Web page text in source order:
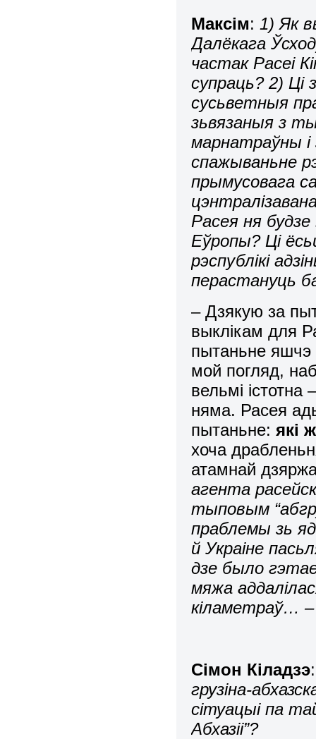
Максім: 1) Як
Далёкага
частак Расеі
супраць? 2)
сусьветныя
зьвязаныя з
марнатраўны і
спажываньне
прымусовага
Расея ня
Еўропы? Ці
рэспублікі
перастануць
– Дзякую за
выклікам для
пытаньне яшчэ
мой погляд,
вельмі
няма. Расея
пытаньне: які
хоча
атамнай
агента
тыповым
праблемы зь
й Украіне
дзе было
мяжа
кіламетраў…
Сімон Кіладзэ
грузіна-
сітуацыі па
Абхазіі”?